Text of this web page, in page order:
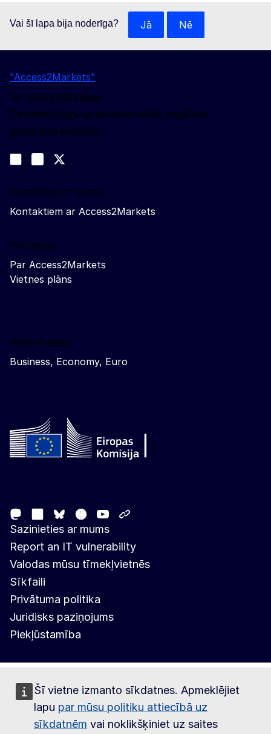
Šī vietne izmanto sīkdatnes. Apmeklējiet
lapu par mūsu politiku attiecībā uz
sīkdatnēm vai noklikšķiniet uz saites
Vai šī lapa bija noderīga? Jā Nē
"Access2Markets"
Šo vietni pārvalda:
Tirdzniecības un ekonomiskās drošības
ģenerāldirektorāts
Join us on LinkedIn
Trade-Off podcast
Sazinieties ar mums
Kontaktiem ar Access2Markets
Par mums
Par Access2Markets
Vietnes plāns
Related sites
Business, Economy, Euro
MastodonLinkedIn
Bluesky
Facebook
Youtube
Sazinieties ar mums
Report an IT vulnerability
Valodas mūsu tīmekļvietnēs
Sīkfaili
Privātuma politika
Juridisks paziņojums
Piekļūstamība